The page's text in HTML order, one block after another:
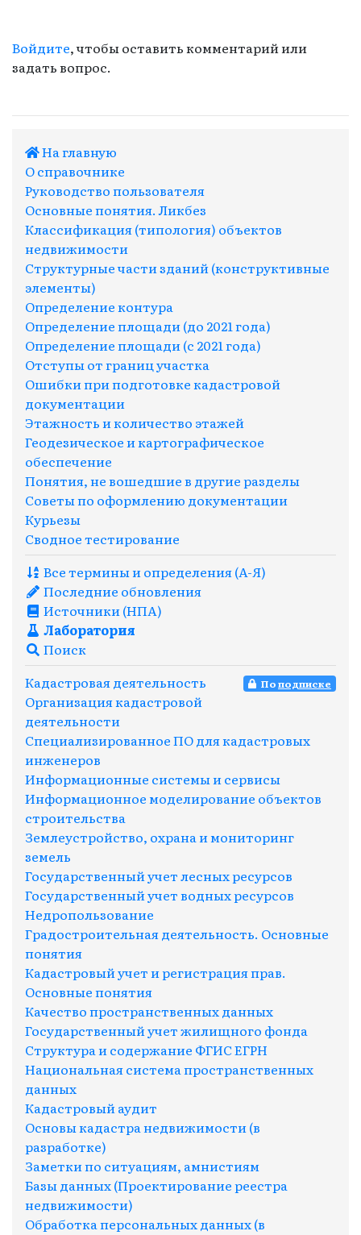
Войдите, чтобы оставить комментарий или
задать вопрос.
На главную
О справочнике
Руководство пользователя
Основные понятия. Ликбез
Классификация (типология) объектов
недвижимости
Структурные части зданий (конструктивные
элементы)
Определение контура
Определение площади (до 2021 года)
Определение площади (с 2021 года)
Отступы от границ участка
Ошибки при подготовке кадастровой
документации
Этажность и количество этажей
Геодезическое и картографическое
обеспечение
Понятия, не вошедшие в другие разделы
Советы по оформлению документации
Курьезы
Сводное тестирование
Все термины и определения (A-Я)
Последние обновления
Источники (НПА)
Лаборатория
Поиск
Поподписке
Кадастровая деятельность
Организация кадастровой
деятельности
Специализированное ПО для кадастровых
инженеров
Информационные системы и сервисы
Информационное моделирование объектов
строительства
Землеустройство, охрана и мониторинг
земель
Государственный учет лесных ресурсов
Государственный учет водных ресурсов
Недропользование
Градостроительная деятельность. Основные
понятия
Кадастровый учет и регистрация прав.
Основные понятия
Качество пространственных данных
Государственный учет жилищного фонда
Структура и содержание ФГИС ЕГРН
Национальная система пространственных
данных
Кадастровый аудит
Основы кадастра недвижимости (в
разработке)
Заметки по ситуациям, амнистиям
Базы данных (Проектирование реестра
недвижимости)
Обработка персональных данных (в